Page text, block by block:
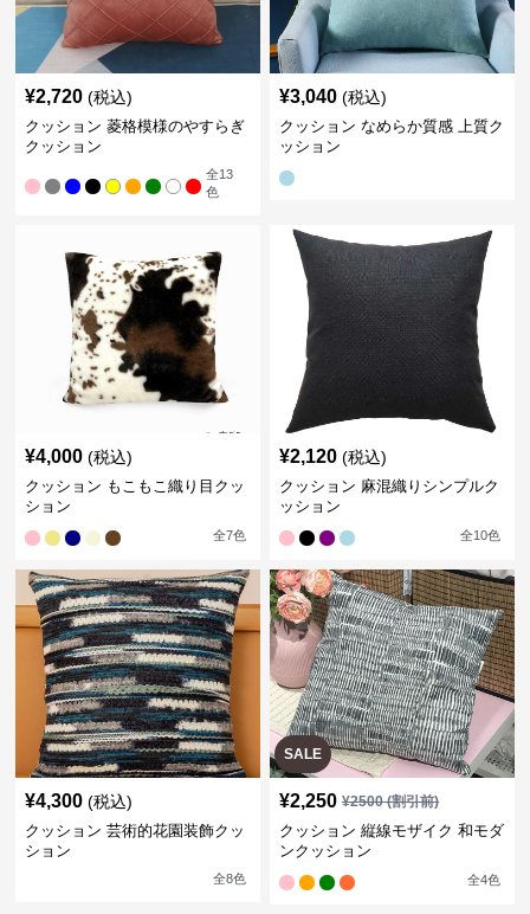
¥2,720 (税込)
クッション 菱格模様のやすらぎ
クッション
全13
色
¥3,040 (税込)
クッション なめらか質感 上質ク
ッション
¥4,000 (税込)
クッション もこもこ織り目クッ
ション
全7色
¥2,120 (税込)
クッション 麻混織りシンプルク
ッション
全10色
¥4,300 (税込)
クッション 芸術的花園装飾クッ
ション
全8色
SALE
¥2,250 ¥2500(割引前)
クッション 縦線モザイク 和モダ
ンクッション
全4色